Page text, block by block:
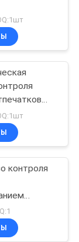
USB FA220
контроля
веб-